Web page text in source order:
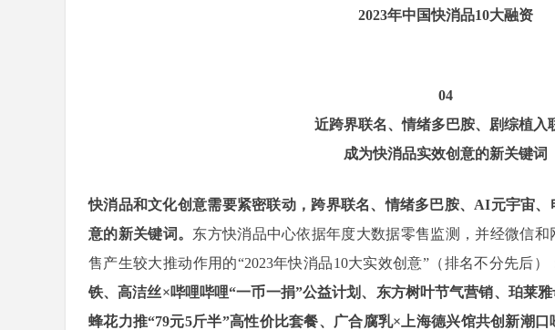
2023年中国快消品10大融资
04
近跨界联名、情绪多巴胺、剧综植入
成为快消品实效创意的新关键词
快消品和文化创意需要紧密联动，跨界联名、情绪多巴胺、AI元宇宙、
意的新关键词。 东方快消品中心依据年度大数据零售监测，并经微信
售产生较大推动作用的“2023年快消品10大实效创意”（排名不分先后）
铁、高洁丝×哔哩哔哩“一币一捐”公益计划、东方树叶节气营销、珀莱
蜂花力推“79元5斤半”高性价比套餐、广合腐乳×上海德兴馆共创新潮口